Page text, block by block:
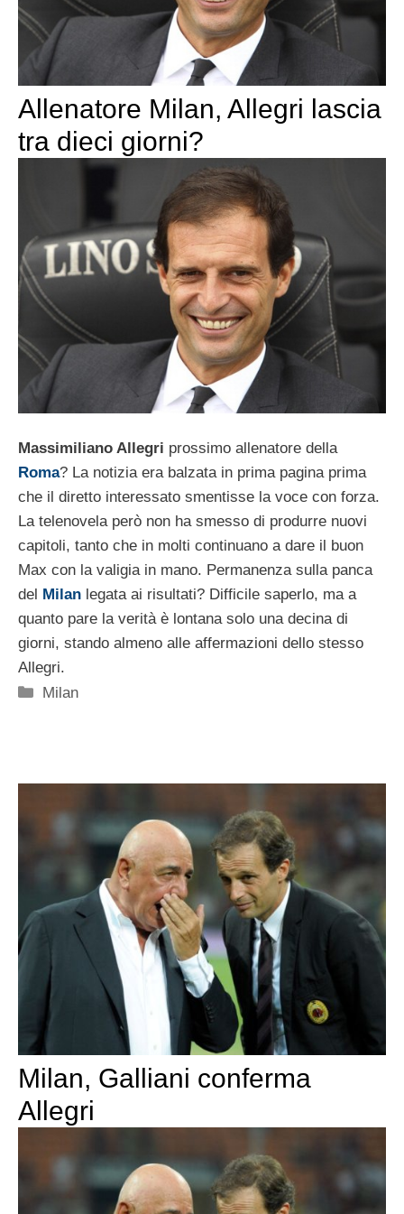
Allenatore Milan, Allegri lascia
tra dieci giorni?
Massimiliano Allegri prossimo allenatore della
Roma? La notizia era balzata in prima pagina prima
che il diretto interessato smentisse la voce con forza.
La telenovela però non ha smesso di produrre nuovi
capitoli, tanto che in molti continuano a dare il buon
Max con la valigia in mano. Permanenza sulla panca
del
Milan legata ai risultati? Difficile saperlo, ma a
quanto pare la verità è lontana solo una decina di
giorni, stando almeno alle affermazioni dello stesso
Allegri.
Categorie
Milan
Milan, Galliani conferma
Allegri